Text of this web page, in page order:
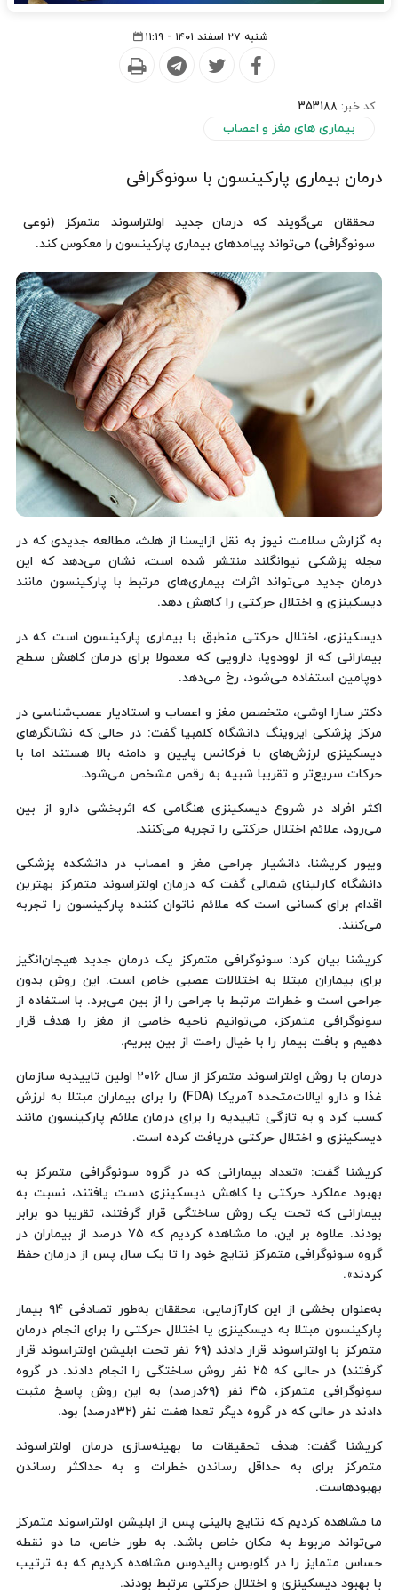
شنبه ۲۷ اسفند ۱۴۰۱ - ۱۱:۱۹
کد خبر: 353188
بیماری های مغز و اعصاب
درمان بیماری پارکینسون با سونوگرافی
محققان می‌گویند که درمان جدید اولتراسوند متمرکز (نوعی
سونوگرافی) می‌تواند پیامدهای بیماری پارکینسون را معکوس کند.
به گزارش سلامت نیوز به نقل ازایسنا از هلث، مطالعه جدیدی که در
مجله پزشکی نیوانگلند منتشر شده است، نشان می‌دهد که این
درمان جدید می‌تواند اثرات بیماری‌های مرتبط با پارکینسون مانند
دیسکینزی و اختلال حرکتی را کاهش دهد.
دیسکینزی، اختلال حرکتی منطبق با بیماری پارکینسون است که در
بیمارانی که از لوودوپا، دارویی که معمولا برای درمان کاهش سطح
دوپامین استفاده می‌شود، رخ می‌دهد.
دکتر سارا اوشی، متخصص مغز و اعصاب و استادیار عصب‌شناسی در
مرکز پزشکی ایروینگ دانشگاه کلمبیا گفت: در حالی که نشانگرهای
دیسکینزی لرزش‌های با فرکانس پایین و دامنه بالا هستند اما با
حرکات سریع‌تر و تقریبا شبیه به رقص مشخص می‌شود.
اکثر افراد در شروع دیسکینزی هنگامی که اثربخشی دارو از بین
می‌رود، علائم اختلال حرکتی را تجربه می‌کنند.
ویبور کریشنا، دانشیار جراحی مغز و اعصاب در دانشکده پزشکی
دانشگاه کارلینای شمالی گفت که درمان اولتراسوند متمرکز بهترین
اقدام برای کسانی است که علائم ناتوان کننده پارکینسون را تجربه
می‌کنند.
کریشنا بیان کرد: سونوگرافی متمرکز یک درمان جدید هیجان‌انگیز
برای بیماران مبتلا به اختلالات عصبی خاص است. این روش بدون
جراحی است و خطرات مرتبط با جراحی را از بین می‌برد. با استفاده از
سونوگرافی متمرکز، می‌توانیم ناحیه خاصی از مغز را هدف قرار
دهیم و بافت بیمار را با خیال راحت از بین ببریم.
درمان با روش اولتراسوند متمرکز از سال ۲۰۱۶ اولین تاییدیه سازمان
غذا و دارو ایالات‌متحده آمریکا (FDA) را برای بیماران مبتلا به لرزش
کسب کرد و به تازگی تاییدیه را برای درمان علائم پارکینسون مانند
دیسکینزی و اختلال حرکتی دریافت کرده است.
کریشنا گفت: «تعداد بیمارانی که در گروه سونوگرافی متمرکز به
بهبود عملکرد حرکتی یا کاهش دیسکینزی دست یافتند، نسبت به
بیمارانی که تحت یک روش ساختگی قرار گرفتند، تقریبا دو برابر
بودند. علاوه بر این، ما مشاهده کردیم که ۷۵ درصد از بیماران در
گروه سونوگرافی متمرکز نتایج خود را تا یک سال پس از درمان حفظ
کردند».
به‌عنوان بخشی از این کارآزمایی، محققان به‌طور تصادفی ۹۴ بیمار
پارکینسون مبتلا به دیسکینزی یا اختلال حرکتی را برای انجام درمان
متمرکز با اولتراسوند قرار دادند (۶۹ نفر تحت ابلیشن اولتراسوند قرار
گرفتند) در حالی که ۲۵ نفر روش ساختگی را انجام دادند. در گروه
سونوگرافی متمرکز، ۴۵ نفر (۶۹درصد) به این روش پاسخ مثبت
دادند در حالی که در گروه دیگر تعدا هفت نفر (۳۲درصد) بود.
کریشنا گفت: هدف تحقیقات ما بهینه‌سازی درمان اولتراسوند
متمرکز برای به حداقل رساندن خطرات و به حداکثر رساندن
بهبودهاست.
ما مشاهده کردیم که نتایج بالینی پس از ابلیشن اولتراسوند متمرکز
می‌تواند مربوط به مکان خاص باشد. به طور خاص، ما دو نقطه
حساس متمایز را در گلوبوس پالیدوس مشاهده کردیم که به ترتیب
با بهبود دیسکینزی و اختلال حرکتی مرتبط بودند.